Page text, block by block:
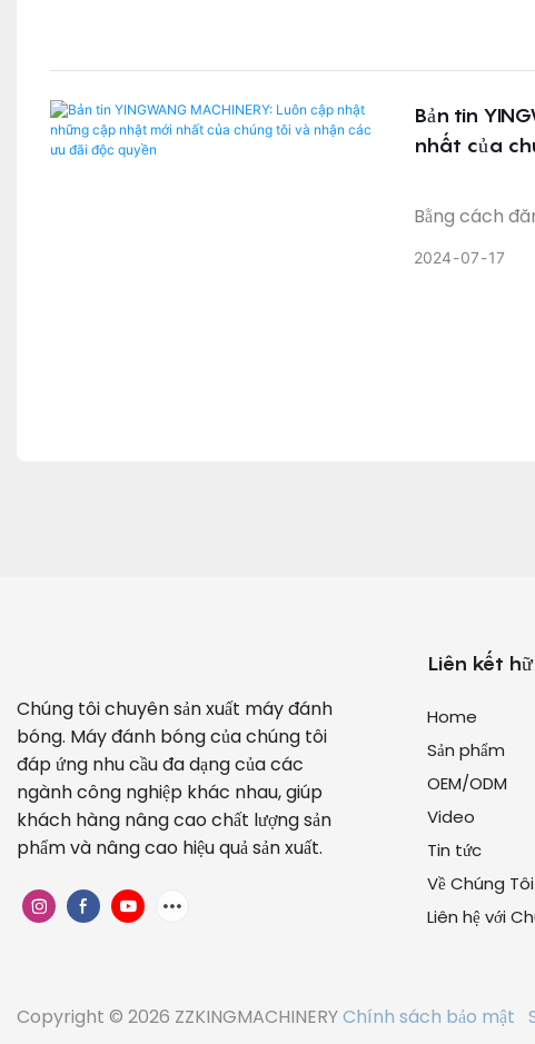
Bản tin
nhất của
Bằng cách
quan hệ với
2024 07 17
Chúng tôi chuyên sản xuất máy đánh
bóng. Máy đánh bóng của chúng tôi
đáp ứng nhu cầu đa dạng của các
ngành công nghiệp khác nhau, giúp
khách hàng nâng cao chất lượng sản
phẩm và nâng cao hiệu quả sản xuất.
Liên kết
Home
Sản phẩm
OEM/ODM
Video
Tin tức
Về Chúng Tôi
Liên hệ với
Copyright © 2026 ZZKINGMACHINERYChính sách bảo mật